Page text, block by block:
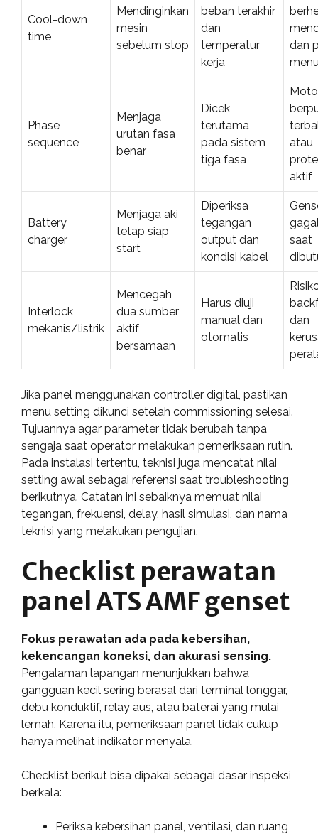
Cool-down
time
Mendinginkan
mesin
sebelum stop
beban terakhir
dan
temperatur
kerja
dan
Phase
sequence
Menjaga
urutan fasa
benar
Dicek
terutama
pada sistem
tiga fasa
atau
aktif
Battery
charger
Menjaga aki
tetap siap
start
Diperiksa
tegangan
output dan
kondisi kabel
saat
Interlock
mekanis/listrik
Mencegah
dua sumber
aktif
bersamaan
Harus diuji
manual dan
otomatis
dan
Jika panel menggunakan controller digital, pastikan
menu setting dikunci setelah commissioning selesai.
Tujuannya agar parameter tidak berubah tanpa
sengaja saat operator melakukan pemeriksaan rutin.
Pada instalasi tertentu, teknisi juga mencatat nilai
setting awal sebagai referensi saat troubleshooting
berikutnya. Catatan ini sebaiknya memuat nilai
tegangan, frekuensi, delay, hasil simulasi, dan nama
teknisi yang melakukan pengujian.
Checklist perawatan
panel ATS AMF genset
Fokus perawatan ada pada kebersihan,
kekencangan koneksi, dan akurasi sensing.
Pengalaman lapangan menunjukkan bahwa
gangguan kecil sering berasal dari terminal longgar,
debu konduktif, relay aus, atau baterai yang mulai
lemah. Karena itu, pemeriksaan panel tidak cukup
hanya melihat indikator menyala.
Checklist berikut bisa dipakai sebagai dasar inspeksi
berkala:
Periksa kebersihan panel, ventilasi, dan ruang